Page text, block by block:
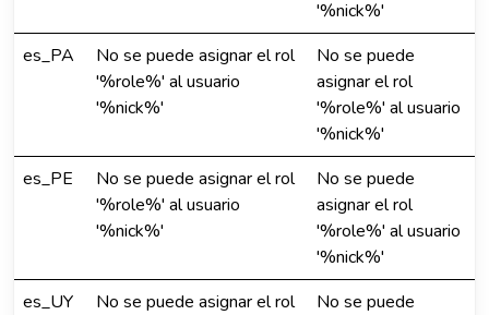
'%nick%'
es_PA
No se puede asignar el rol
'%role%' al usuario
'%nick%'
No se puede
asignar el rol
'%role%' al usuario
'%nick%'
es_PE
No se puede asignar el rol
'%role%' al usuario
'%nick%'
No se puede
asignar el rol
'%role%' al usuario
'%nick%'
es_UY
No se puede asignar el rol
No se puede